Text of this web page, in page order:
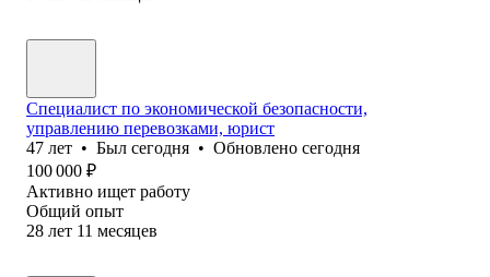
Специалист по экономической безопасности,
управлению перевозками, юрист
47 лет • Был сегодня • Обновлено сегодня
100 000 ₽
Активно ищет работу
Общий опыт
28 лет 11 месяцев